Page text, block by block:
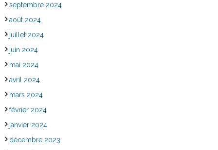
septembre 2024
août 2024
juillet 2024
juin 2024
mai 2024
avril 2024
mars 2024
février 2024
janvier 2024
décembre 2023